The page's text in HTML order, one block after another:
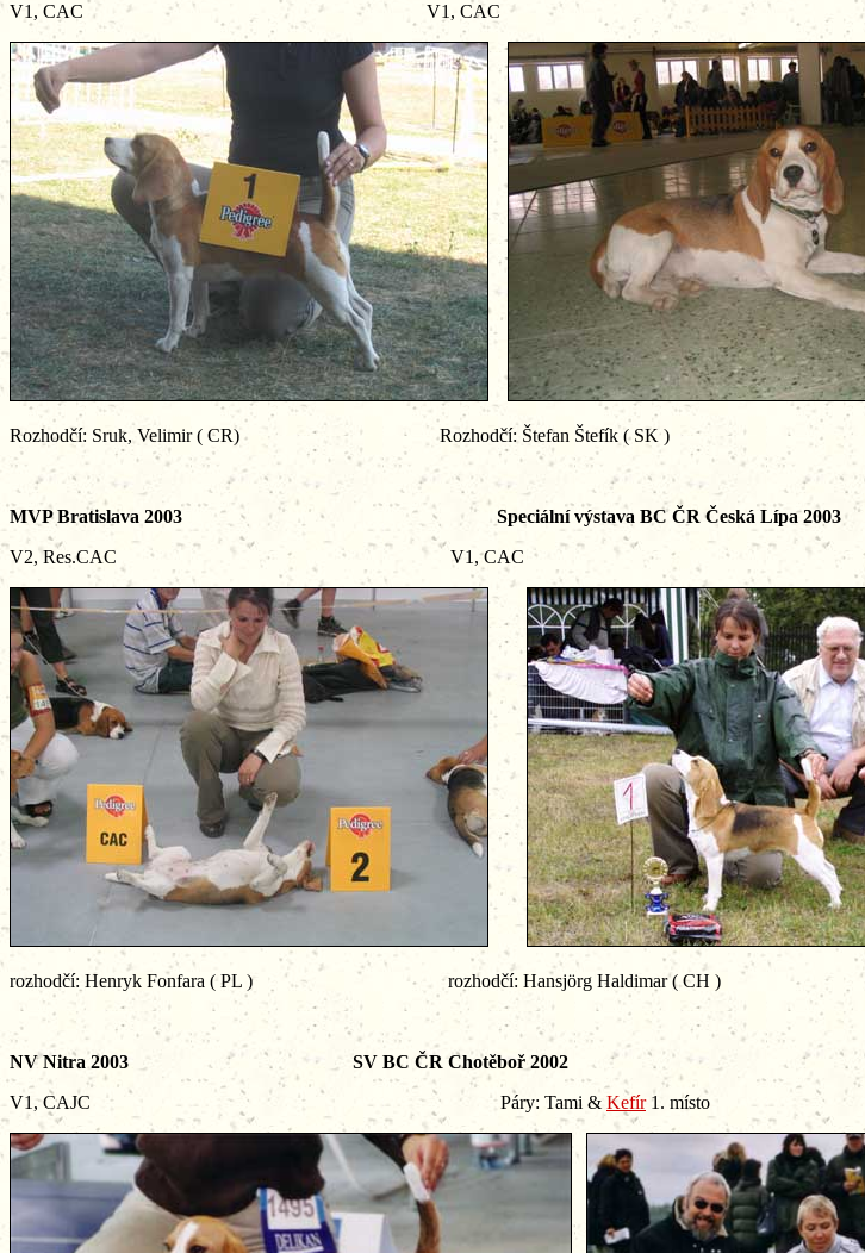
V1, CAC V1, CAC
Rozhodčí: Sruk, Velimir ( CR) Rozhodčí: Štefan Štefík ( SK )
MVP Bratislava 2003
Speciální výstava BC ČR Česká Lípa 2003
V2, Res.CAC V1, CAC
rozhodčí: Henryk Fonfara ( PL ) rozhodčí: Hansjörg Haldimar ( CH )
NV Nitra 2003 SV BC ČR Chotěboř 2002
V1, CAJC Páry: Tami & Kefír1. místo